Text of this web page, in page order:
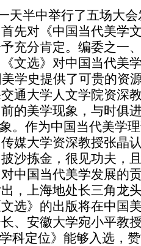
半中举行了五场大会
先对《中国当代美学
充分肯定。编委之一
文选》对中国当代美
学史提供了可贵的资
通大学人文学院资深
的美学现象，与时俱
。作为中国当代美学
媒大学资深教授张晶
沙拣金，很见功夫，
中国当代美学发展的
，上海地处长三角龙
选》的出版将在中国
、安徽大学宛小平教
科定位》能够入选，